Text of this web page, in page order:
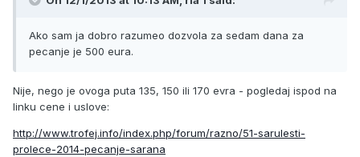
Ako sam ja dobro razumeo dozvola za sedam dana za
pecanje je 500 eura.
Nije, nego je ovoga puta 135, 150 ili 170 evra - pogledaj ispod na
linku cene i uslove:
http://www.trofej.info/index.php/forum/razno/51-sarulesti-
prolece-2014-pecanje-sarana